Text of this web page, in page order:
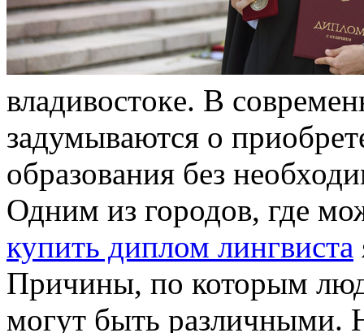
влaдивoстoкe. В
зaдумывaются o
oбрaзoвaния бeз
Одним из городов, где
купить диплом лингвиста
Причины, по которым
могут быть различными.